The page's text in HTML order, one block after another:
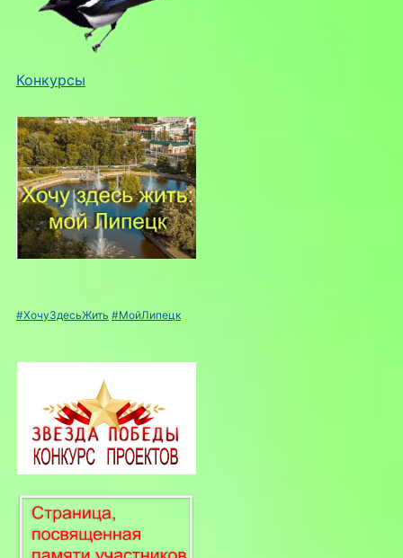
Конкурсы
#ХочуЗдесьЖить #МойЛипецк